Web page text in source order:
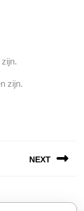
zijn.
NEXT